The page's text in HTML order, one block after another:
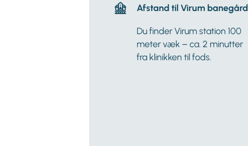
Afstand til Virum banegård
Du finder Virum station 100
meter væk – ca. 2 minutter
fra klinikken til fods.